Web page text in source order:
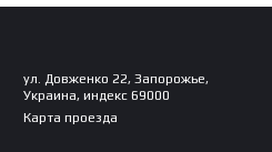
ул. Довженко 22, Запорожье,
Украина, индекс 69000
Карта проезда